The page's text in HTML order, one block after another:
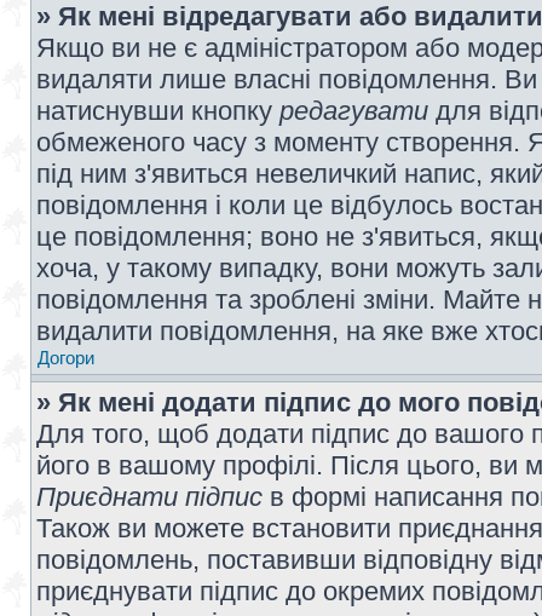
» Як мені відредагувати або
Якщо ви не є адміністратором або
видаляти лише власні повідомлення.
натиснувши кнопку редагувати для
обмеженого часу з моменту створення.
під ним з'явиться невеличкий напис,
повідомлення і коли це відбулось
це повідомлення; воно не з'явиться,
хоча, у такому випадку, вони можуть
повідомлення та зроблені зміни. Майте
видалити повідомлення, на яке вже
Догори
» Як мені додати підпис до мого
Для того, щоб додати підпис до вашого
його в вашому профілі. Після цього, ви
Приєднати підпис в формі написання
Також ви можете встановити
повідомлень, поставивши відповідну
приєднувати підпис до окремих